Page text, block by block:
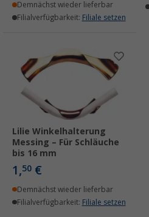
Demnächst wieder lieferbar
Filialverfügbarkeit: Filiale setzen
Lilie Winkelhalterung
Messing – Für Schläuche
bis 16 mm
1,50 €
Demnächst wieder lieferbar
Filialverfügbarkeit: Filiale setzen